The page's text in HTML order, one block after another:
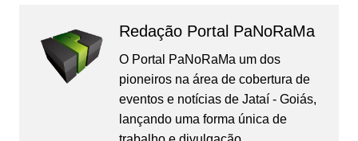
Redação Portal PaNoRaMa
O Portal PaNoRaMa um dos
pioneiros na área de cobertura de
eventos e notícias de Jataí - Goiás,
lançando uma forma única de